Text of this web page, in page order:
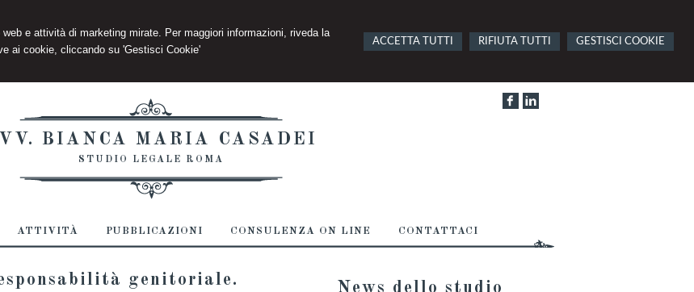
e attività di marketing mirate. Per maggiori informazioni, riveda la
ai cookie, cliccando su 'Gestisci Cookie'
ACCETTA TUTTI RIFIUTA TUTTI GESTISCI COOKIE
BIANCA MARIA CASADEI
STUDIO LEGALE ROMA
ATTIVITÀ PUBBLICAZIONI CONSULENZA ON LINE CONTATTACI
genitoriale.
News dello studio